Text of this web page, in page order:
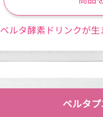
ベルタ酵素ドリンクが
ベルタ